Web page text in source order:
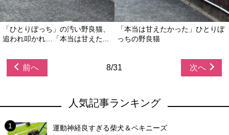
「ひとりぼっち」の汚い野良猫、
追われ叩かれ…「本当は甘えた...
「本当は甘えたかった」ひとりぼ
っちの野良猫
前へ 8/31 次へ
人気記事ランキング
運動神経良すぎる柴犬＆ペキニーズ